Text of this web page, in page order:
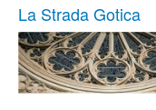
La Strada Gotica